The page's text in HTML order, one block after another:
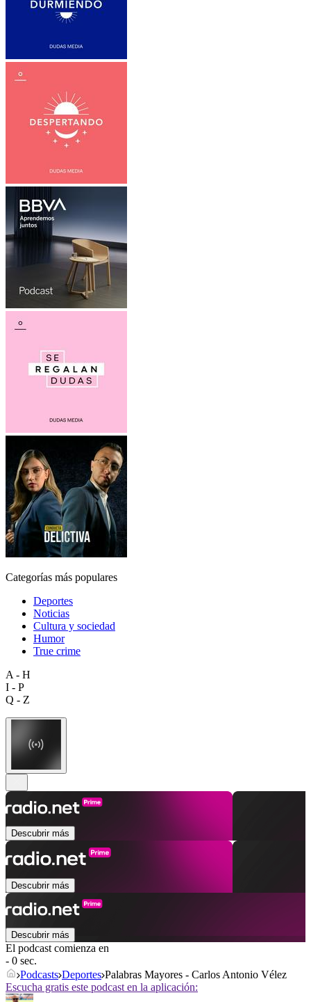
Categorías más populares
Deportes
Noticias
Cultura y sociedad
Humor
True crime
A - H
I - P
Q - Z
Descubrir más
Descubrir más
Descubrir más
El podcast comienza en
- 0 sec.
Podcasts Deportes Palabras Mayores - Carlos Antonio Vélez
Escucha gratis este podcast en la aplicación: